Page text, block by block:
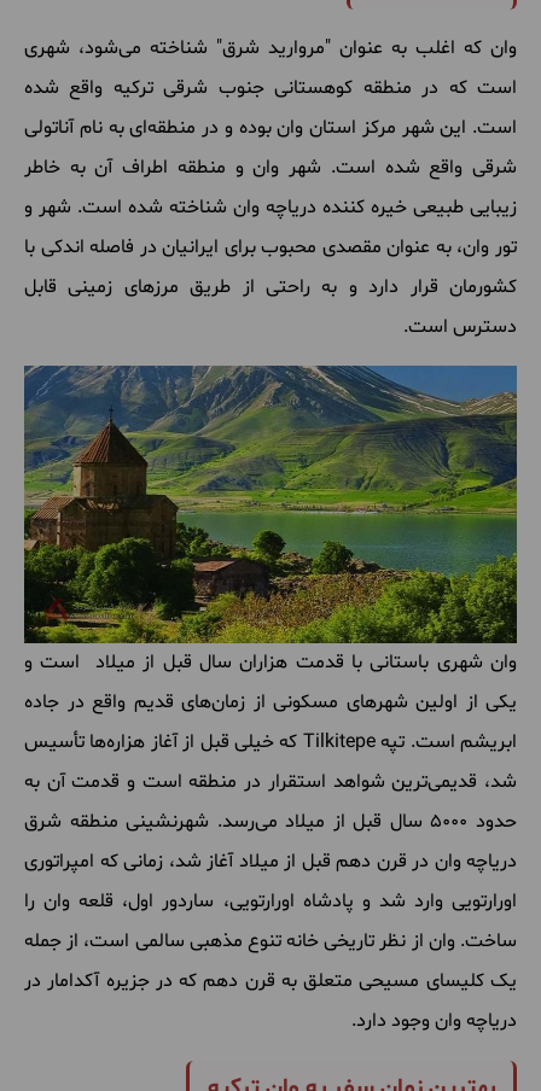
وان که اغلب به عنوان "مروارید شرق" شناخته می‌شود، شهری
است که در منطقه کوهستانی جنوب شرقی ترکیه واقع شده
است. این شهر مرکز استان وان بوده و در منطقه‌ای به نام آناتولی
شرقی واقع شده است. شهر وان و منطقه اطراف آن به خاطر
زیبایی طبیعی خیره کننده دریاچه وان شناخته شده است. شهر و
تور وان، به عنوان مقصدی محبوب برای ایرانیان در فاصله اندکی با
کشورمان قرار دارد و به راحتی از طریق مرزهای زمینی قابل
دسترس است.
وان شهری باستانی با قدمت هزاران سال قبل از میلاد است و
یکی از اولین شهرهای مسکونی از زمان‌های قدیم واقع در جاده
ابریشم است. تپه Tilkitepe که خیلی قبل از آغاز هزاره‌ها تأسیس
شد، قدیمی‌ترین شواهد استقرار در منطقه است و قدمت آن به
حدود 5000 سال قبل از میلاد می‌رسد. شهرنشینی منطقه شرق
دریاچه وان در قرن دهم قبل از میلاد آغاز شد، زمانی که امپراتوری
اورارتویی وارد شد و پادشاه اورارتویی، ساردور اول، قلعه وان را
ساخت. وان از نظر تاریخی خانه تنوع مذهبی سالمی است، از جمله
یک کلیسای مسیحی متعلق به قرن دهم که در جزیره آکدامار در
دریاچه وان وجود دارد.